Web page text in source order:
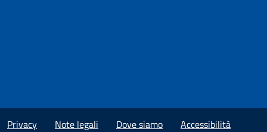
Privacy Note legali Dove siamo Accessibilità